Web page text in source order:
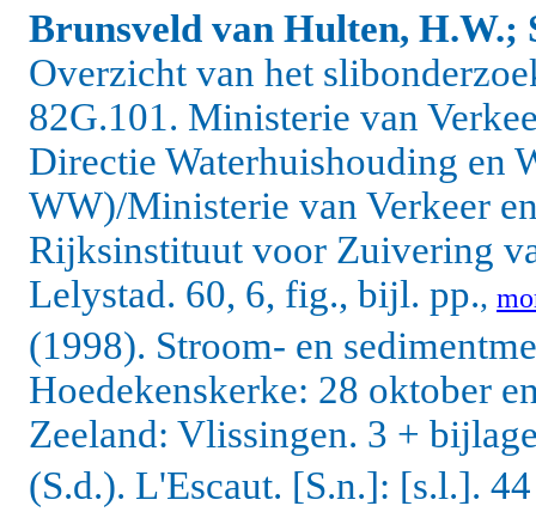
Brunsveld van Hulten, H.W.;
Overzicht van het
82G.101. Ministerie van
Directie Waterhuishouding en
WW)/Ministerie van Verkeer
Rijksinstituut voor Zuivering
Lelystad. 60, 6, fig., bijl. pp.,
(1998). Stroom- en
Hoedekenskerke: 28 oktober
Zeeland: Vlissingen. 3 +
(S.d.). L'Escaut. [S.n.]: [s.l.].